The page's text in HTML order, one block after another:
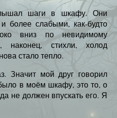
шаги в шкафу. Они
более слабыми, как-будто
вниз по невидимому
наконец, стихли, холод
стало тепло.
Значит мой друг говорил
в моём шкафу, это то, о
не должен впускать его. Я